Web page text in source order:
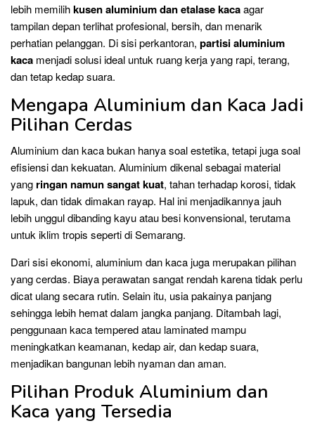
lebih memilihkusen aluminium dan etalase kacaagar
tampilan depan terlihat profesional, bersih, dan menarik
perhatian pelanggan. Di sisi perkantoran, partisi aluminium
kaca menjadi solusi ideal untuk ruang kerja yang rapi, terang,
dan tetap kedap suara.
Mengapa Aluminium dan Kaca Jadi
Pilihan Cerdas
Aluminium dan kaca bukan hanya soal estetika, tetapi juga soal
efisiensi dan kekuatan. Aluminium dikenal sebagai material
yang ringan namun sangat kuat, tahan terhadap korosi, tidak
lapuk, dan tidak dimakan rayap. Hal ini menjadikannya jauh
lebih unggul dibanding kayu atau besi konvensional, terutama
untuk iklim tropis seperti di Semarang.
Dari sisi ekonomi, aluminium dan kaca juga merupakan pilihan
yang cerdas. Biaya perawatan sangat rendah karena tidak perlu
dicat ulang secara rutin. Selain itu, usia pakainya panjang
sehingga lebih hemat dalam jangka panjang. Ditambah lagi,
penggunaan kaca tempered atau laminated mampu
meningkatkan keamanan, kedap air, dan kedap suara,
menjadikan bangunan lebih nyaman dan aman.
Pilihan Produk Aluminium dan
Kaca yang Tersedia